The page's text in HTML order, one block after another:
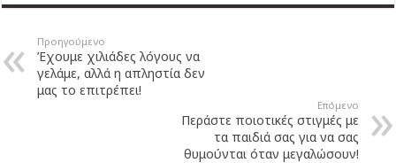
Προηγούμενο
Έχουμε χιλιάδες λόγους να
γελάμε, αλλά η απληστία δεν
μας το επιτρέπει!
Επόμενο
Περάστε ποιοτικές στιγμές με
τα παιδιά σας για να σας
θυμούνται όταν μεγαλώσουν!